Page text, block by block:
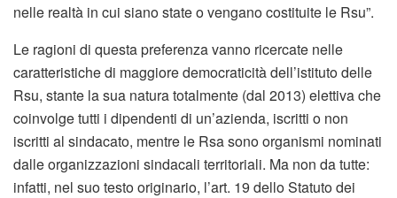
nelle realtà in cui siano state o vengano costituite le Rsu”.
Le ragioni di questa preferenza vanno ricercate nelle
caratteristiche di maggiore democraticità dell’istituto delle
Rsu, stante la sua natura totalmente (dal 2013) elettiva che
coinvolge tutti i dipendenti di un’azienda, iscritti o non
iscritti al sindacato, mentre le Rsa sono organismi nominati
dalle organizzazioni sindacali territoriali. Ma non da tutte:
infatti, nel suo testo originario, l’art. 19 dello Statuto dei